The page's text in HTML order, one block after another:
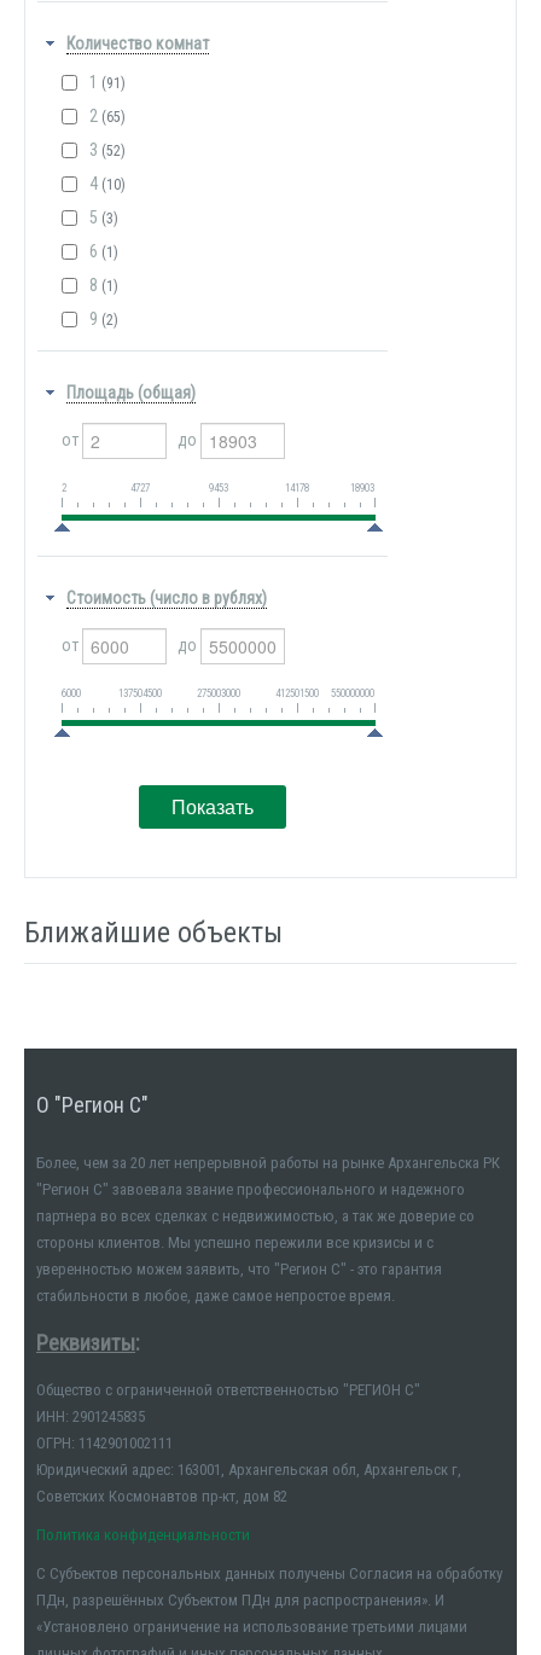
Количество комнат
1 (91)
2 (65)
3 (52)
4 (10)
5 (3)
6 (1)
8 (1)
9 (2)
Площадь (общая)
от до
2 4727 9453 14178 18903
Стоимость (число в рублях)
от до
6000 137504500 275003000 412501500 550000000
Ближайшие объекты
О "Регион С"
Более, чем за 20 лет непрерывной работы на рынке Архангельска РК
"Регион С" завоевала звание профессионального и надежного
партнера во всех сделках с недвижимостью, а так же доверие со
стороны клиентов. Мы успешно пережили все кризисы и с
уверенностью можем заявить, что "Регион С" - это гарантия
стабильности в любое, даже самое непростое время.
Реквизиты:
Общество с ограниченной ответственностью "РЕГИОН С"
ИНН: 2901245835
ОГРН: 1142901002111
Юридический адрес: 163001, Архангельская обл, Архангельск г,
Советских Космонавтов пр-кт, дом 82
Политика конфиденциальности
С Субъектов персональных данных получены Согласия на обработку
ПДн, разрешённых Субъектом ПДн для распространения». И
«Установлено ограничение на использование третьими лицами